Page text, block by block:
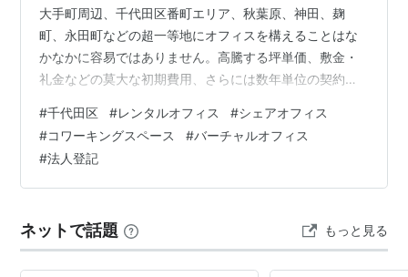
大手町周辺、千代田区番町エリア、秋葉原、神田、麹
町、永田町などの超一等地にオフィスを構えることはな
かなかに容易ではありません。高騰する坪単価、敷金・
礼金などの莫大な初期費用、さらには数年単位の契約縛
ます。しかし、レンタルオフィス、コワーキングスペー
ス、バーチャルオフィスを戦略的に活用すれば、費用を
最小限に抑えながら、パシフィックセンチュリープレイ
スや大手町ビルヂングといった、誰もが知るランドマー
能になります。 この記事では、新規事業の立ち上げ、
サ…
#千代田区 #レンタルオフィス #シェアオフィス
#コワーキングスペース #バーチャルオフィス
#法人登記
ネットで話題 もっと見る